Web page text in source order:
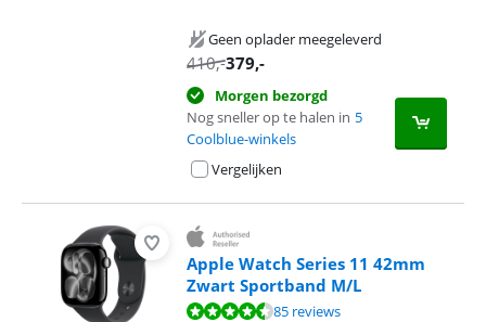
Geen oplader meegeleverd
410,-379,-
Morgen bezorgd
Nog sneller op te halen in 5
Coolblue-winkels
Vergelijken
Apple Watch Series 11 42mm
Zwart Sportband M/L
Beoordeling is 9,2 van de 10, gebaseerd op 85 reviews.
85 reviews